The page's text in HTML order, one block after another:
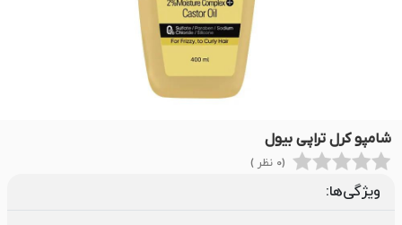
شامپو کرل تراپی بیول
(0 نظر )
ویژگی‌ها: